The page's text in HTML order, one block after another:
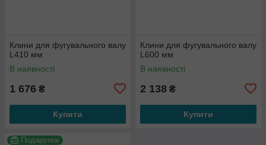
Клини для фугувального валу
L410 мм
В наявності
1 676 ₴
Купити
Клини для фугувального валу
L600 мм
В наявності
2 138 ₴
Купити
Подарунок